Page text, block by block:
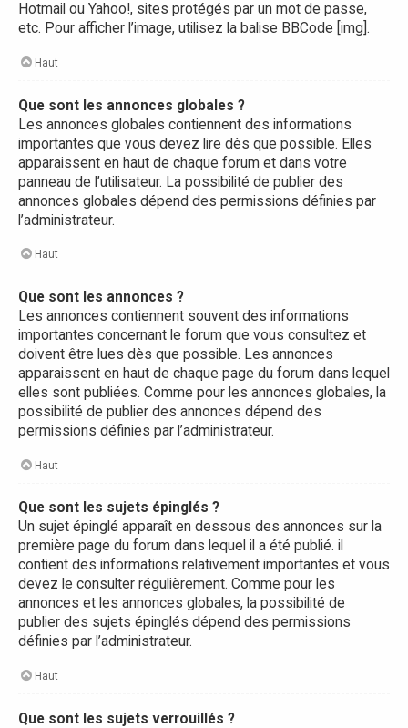
Hotmail ou Yahoo!, sites protégés par un mot de passe,
etc. Pour afficher l’image, utilisez la balise BBCode [img].
Haut
Que sont les annonces globales ?
Les annonces globales contiennent des informations
importantes que vous devez lire dès que possible. Elles
apparaissent en haut de chaque forum et dans votre
panneau de l’utilisateur. La possibilité de publier des
annonces globales dépend des permissions définies par
l’administrateur.
Haut
Que sont les annonces ?
Les annonces contiennent souvent des informations
importantes concernant le forum que vous consultez et
doivent être lues dès que possible. Les annonces
apparaissent en haut de chaque page du forum dans lequel
elles sont publiées. Comme pour les annonces globales, la
possibilité de publier des annonces dépend des
permissions définies par l’administrateur.
Haut
Que sont les sujets épinglés ?
Un sujet épinglé apparaît en dessous des annonces sur la
première page du forum dans lequel il a été publié. il
contient des informations relativement importantes et vous
devez le consulter régulièrement. Comme pour les
annonces et les annonces globales, la possibilité de
publier des sujets épinglés dépend des permissions
définies par l’administrateur.
Haut
Que sont les sujets verrouillés ?